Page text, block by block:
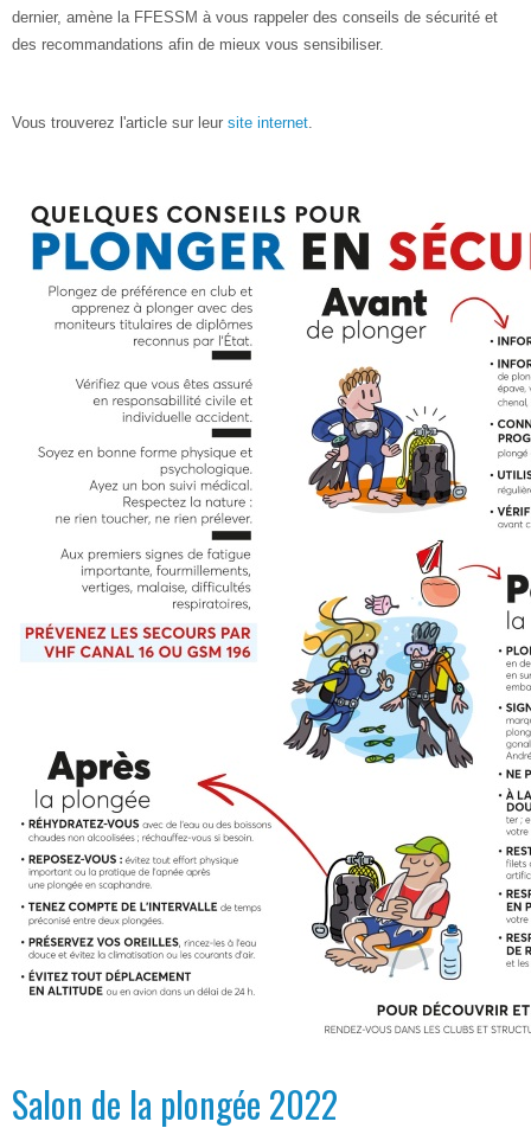
dernier, amène la FFESSM à vous rappeler des conseils de sécurité et
des recommandations afin de mieux vous sensibiliser.
Vous trouverez l'article sur leur site internet.
Salon de la plongée 2022